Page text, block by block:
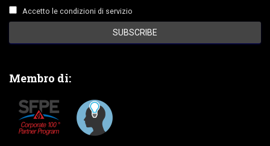
Accetto le condizioni di servizio
Membro di: